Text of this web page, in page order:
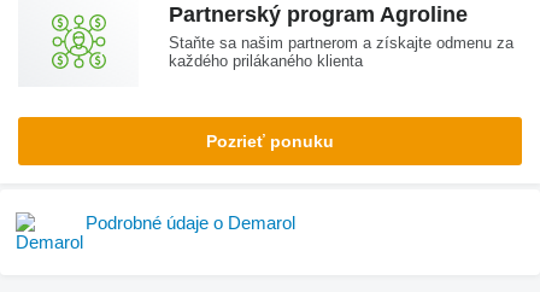
Partnerský program Agroline
Staňte sa našim partnerom a získajte odmenu za
každého prilákaného klienta
Pozrieť ponuku
Podrobné údaje o Demarol